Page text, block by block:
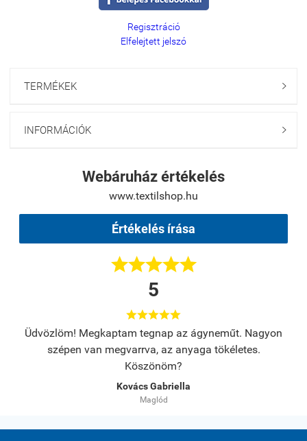
Regisztráció
Elfelejtett jelszó
TERMÉKEK 
INFORMÁCIÓK 
Webáruház értékelés
www.textilshop.hu
Értékelés írása

5

Üdvözlöm! Megkaptam tegnap az ágyneműt. Nagyon
szépen van megvarrva, az anyaga tökéletes.
Köszönöm?
Kovács Gabriella
Maglód